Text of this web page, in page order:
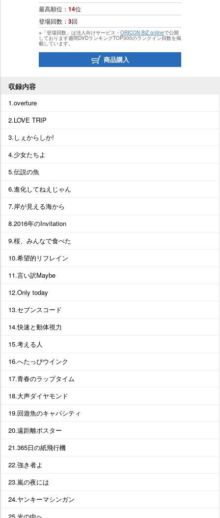
最高順位： 14位
登場回数： 3回
※「登場回数」は法人向けサービス・ ORICON BiZ onlineで公開
しております週間DVDランキングTOP300のランクイン回数を掲
載しています。
商品購入
収録内容
1.overture
2.LOVE TRIP
3.しぇからしか!
4.少女たちよ
5.伝説の魚
6.進化してねえじゃん
7.岸が見える海から
8.2016年のInvitation
9.桜、みんなで食べた
10.希望的リフレイン
11.言い訳Maybe
12.Only today
13.セブンスコード
14.快速と動体視力
15.考える人
16.へたっぴウインク
17.青春のラップタイム
18.大声ダイヤモンド
19.回遊魚のキャパシティ
20.遠距離ポスター
21.365日の紙飛行機
22.強き者よ
23.嵐の夜には
24.ヤンキーマシンガン